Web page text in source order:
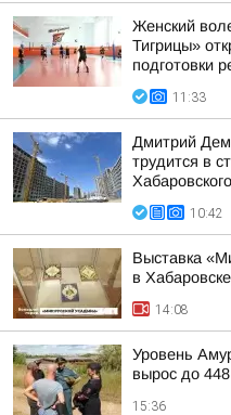
Женский
Тигрицы»
подготовки
11:33
Дмитрий
трудится в
10:42
Выставка
в Хабаровске
14:08
Уровень
вырос до
15:36